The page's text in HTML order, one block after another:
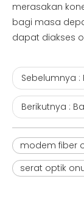
merasakan
bagi masa
dapat diakses
Sebelumnya :
Berikutnya :
modem fiber
serat optik